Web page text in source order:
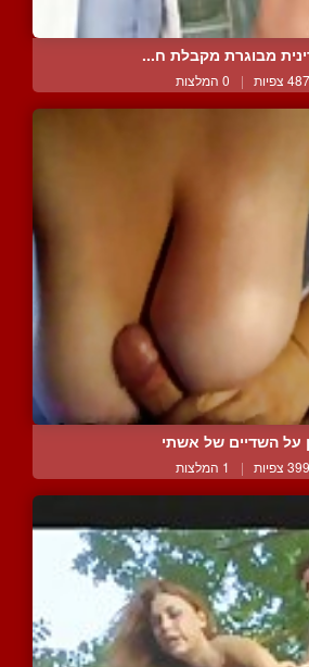
מבוגרת מקבלת ח...
צפיות | 0 המלצות
על השדיים של אשתי
צפיות | 1 המלצות